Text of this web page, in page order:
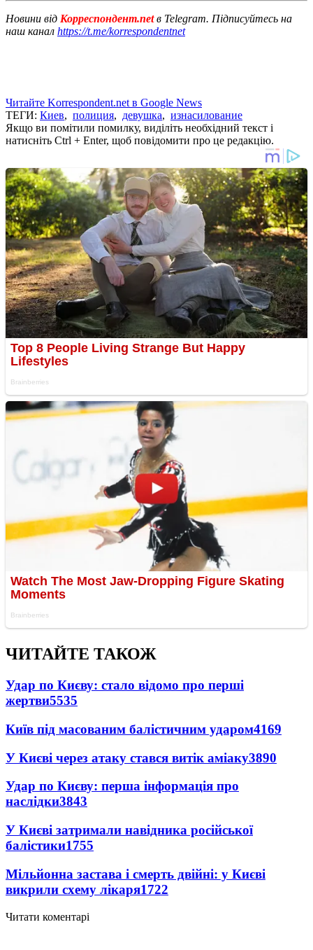
Новини від Корреспондент.netв Telegram. Підписуйтесь на
наш канал https://t.me/korrespondentnet
Читайте Korrespondent.net в Google News
ТЕГИ: Киев, полиция, девушка, изнасилование
Якщо ви помітили помилку, виділіть необхідний текст і
натисніть Ctrl + Enter, щоб повідомити про це редакцію.
ЧИТАЙТЕ ТАКОЖ
Удар по Києву: стало відомо про перші
жертви5535
Київ під масованим балістичним ударом4169
У Києві через атаку стався витік аміаку3890
Удар по Києву: перша інформація про
наслідки3843
У Києві затримали навідника російської
балістики1755
Мільйонна застава і смерть двійні: у Києві
викрили схему лікаря1722
Читати коментарі